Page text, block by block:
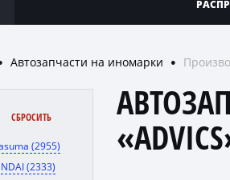
Автозапчасти на иномарки ●
СБРОСИТЬ
(2955)
(2333)